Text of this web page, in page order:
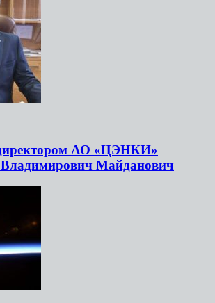
АО «ЦЭНКИ»
Владимирович Майданович